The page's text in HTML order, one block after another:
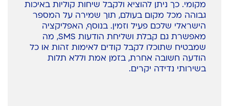
מקומי. כך ניתן להוציא ולקבל שיחות קוליות באיכות
גבוהה מכל מקום בעולם, תוך שמירה על המספר
הישראלי שלכם פעיל וזמין. בנוסף, האפליקציה
מאפשרת גם קבלת ושליחת הודעות SMS, מה
שמבטיח שתוכלו לקבל קודים לאימות זהות או כל
הודעה חשובה אחרת, בזמן אמת וללא תלות
בשירותי נדידה יקרים.